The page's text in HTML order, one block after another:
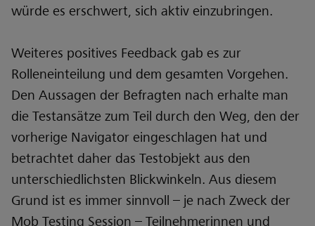
würde es erschwert, sich aktiv einzubringen.
Weiteres positives Feedback gab es zur
Rolleneinteilung und dem gesamten Vorgehen.
Den Aussagen der Befragten nach erhalte man
die Testansätze zum Teil durch den Weg, den der
vorherige Navigator eingeschlagen hat und
betrachtet daher das Testobjekt aus den
unterschiedlichsten Blickwinkeln. Aus diesem
Grund ist es immer sinnvoll – je nach Zweck der
Mob Testing Session – Teilnehmerinnen und